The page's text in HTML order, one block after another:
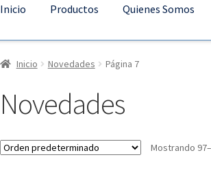
Inicio Productos Quienes Somos
Inicio Novedades Página 7
Novedades
Mostrando